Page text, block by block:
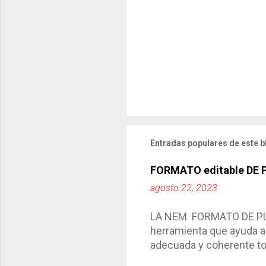
Entradas populares de este
FORMATO editable DE
agosto 22, 2023
LA NEM FORMATO DE
herramienta que ayuda
adecuada y coherente